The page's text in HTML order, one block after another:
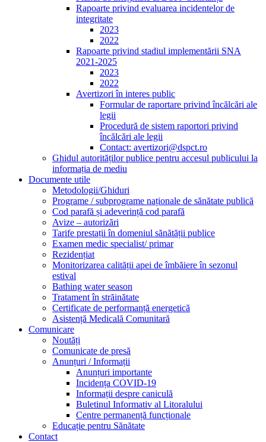
Rapoarte privind evaluarea incidentelor de
integritate
2023
2022
Rapoarte privind stadiul implementării SNA
2021-2025
2023
2022
Avertizori în interes public
Formular de raportare privind încălcări ale
legii
Procedură de sistem raportori privind
încălcări ale legii
Contact: avertizori@dspct.ro
Ghidul autorităților publice pentru accesul publicului la
informația de mediu
Documente utile
Metodologii/Ghiduri
Programe / subprograme naționale de sănătate publică
Cod parafă și adeverință cod parafă
Avize – autorizări
Tarife prestații în domeniul sănătății publice
Examen medic specialist/ primar
Rezidențiat
Monitorizarea calității apei de îmbăiere în sezonul
estival
Bathing water season
Tratament în străinătate
Certificate de performanță energetică
Asistență Medicală Comunitară
Comunicare
Noutăți
Comunicate de presă
Anunțuri / Informații
Anunțuri importante
Incidența COVID-19
Informații despre caniculă
Buletinul Informativ al Litoralului
Centre permanență funcționale
Educație pentru Sănătate
Contact